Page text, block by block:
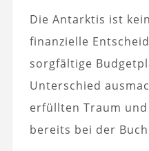
Die Antarktis ist
finanzielle
sorgfältige
Unterschied
erfüllten Traum
bereits bei der